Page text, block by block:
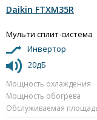
Daikin FTXM35R
Мульти сплит-система
Инвертор
20дБ
Мощность охлаждения
Мощность обогрева
Обслуживаемая